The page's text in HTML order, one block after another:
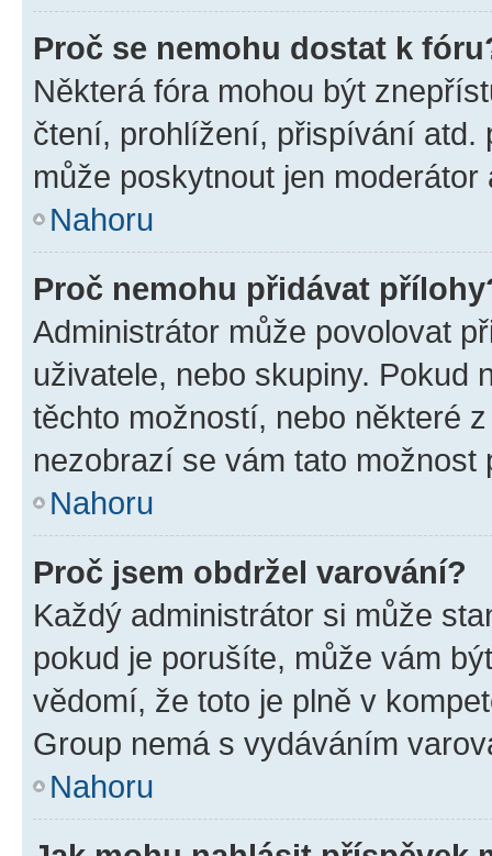
Proč se nemohu dostat k
Některá fóra mohou být
čtení, prohlížení, přispívání atd.
může poskytnout jen
Nahoru
Proč nemohu přidávat
Administrátor může povolovat
uživatele, nebo skupiny. Pokud
těchto možností, nebo některé
nezobrazí se vám tato
Nahoru
Proč jsem obdržel varování?
Každý administrátor si může
pokud je porušíte, může vám
vědomí, že toto je plně v
Group nemá s vydáváním
Nahoru